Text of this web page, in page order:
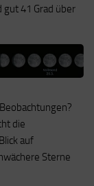
41 Grad über
die
auf
Sterne